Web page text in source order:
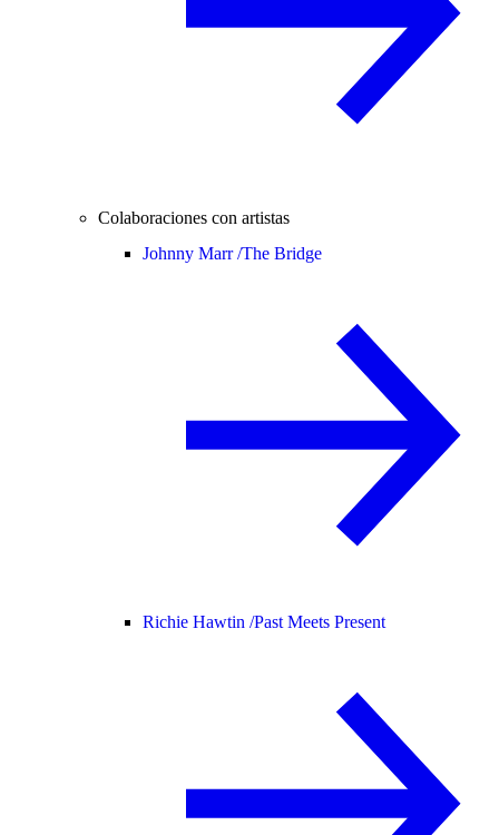
Colaboraciones con artistas
Johnny Marr /The Bridge
Richie Hawtin /Past Meets Present